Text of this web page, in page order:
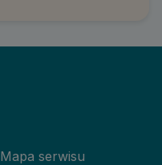
Mapa serwisu